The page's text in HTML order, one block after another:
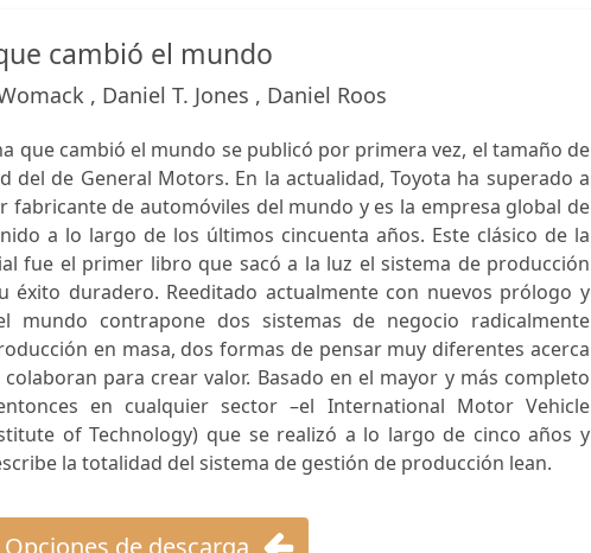
cambió el mundo
, Daniel T. Jones , Daniel Roos
que cambió el mundo se publicó por primera vez, el tamaño de
del de General Motors. En la actualidad, Toyota ha superado a
fabricante de automóviles del mundo y es la empresa global de
a lo largo de los últimos cincuenta años. Este clásico de la
fue el primer libro que sacó a la luz el sistema de producción
éxito duradero. Reeditado actualmente con nuevos prólogo y
mundo contrapone dos sistemas de negocio radicalmente
en masa, dos formas de pensar muy diferentes acerca
para crear valor. Basado en el mayor y más completo
en cualquier sector –el International Motor Vehicle
of Technology) que se realizó a lo largo de cinco años y
la totalidad del sistema de gestión de producción lean.
Opciones de descarga